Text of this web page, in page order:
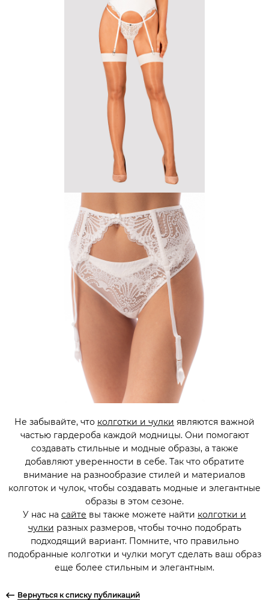
Не забывайте, что колготки и чулки являются важной
частью гардероба каждой модницы. Они помогают
создавать стильные и модные образы, а также
добавляют уверенности в себе. Так что обратите
внимание на разнообразие стилей и материалов
колготок и чулок, чтобы создавать модные и элегантные
образы в этом сезоне.
У нас на сайте вы также можете найти колготки и
чулки разных размеров, чтобы точно подобрать
подходящий вариант. Помните, что правильно
подобранные колготки и чулки могут сделать ваш образ
еще более стильным и элегантным.
Вернуться к списку публикаций